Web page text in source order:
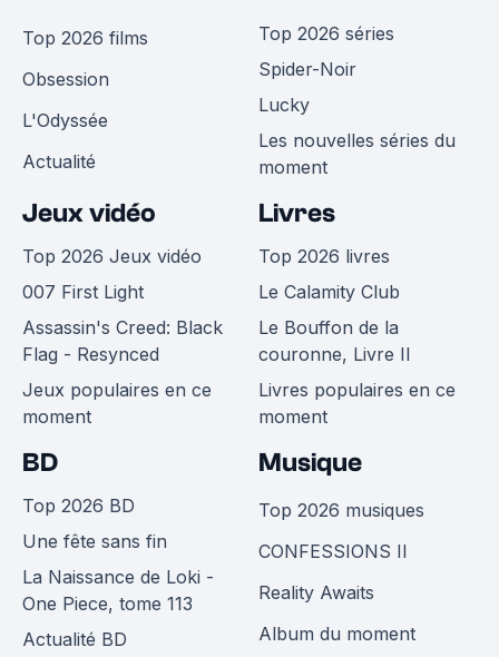
Top 2026 films
Obsession
L'Odyssée
Actualité
Top 2026 séries
Spider-Noir
Lucky
Les nouvelles séries du
moment
Jeux vidéo
Top 2026 Jeux vidéo
007 First Light
Assassin's Creed: Black
Flag - Resynced
Jeux populaires en ce
moment
Livres
Top 2026 livres
Le Calamity Club
Le Bouffon de la
couronne, Livre II
Livres populaires en ce
moment
BD
Top 2026 BD
Une fête sans fin
La Naissance de Loki -
One Piece, tome 113
Actualité BD
Musique
Top 2026 musiques
CONFESSIONS II
Reality Awaits
Album du moment